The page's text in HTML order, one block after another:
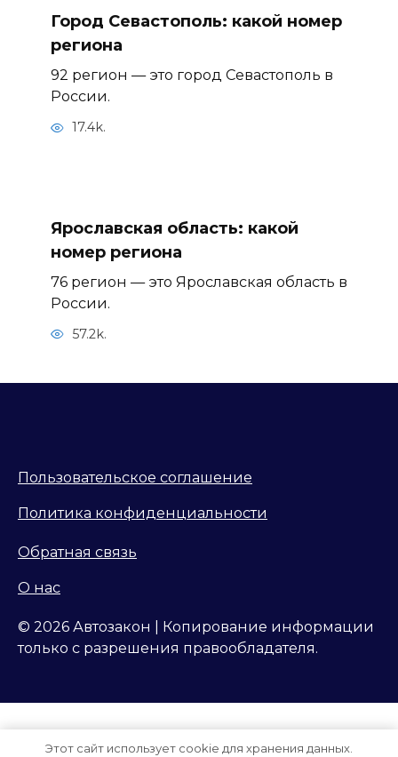
Город Севастополь: какой номер
региона
92 регион — это город Севастополь в
России.
17.4k.
Ярославская область: какой
номер региона
76 регион — это Ярославская область в
России.
57.2k.
Пользовательское соглашение
Политика конфиденциальности
Обратная связь
О нас
© 2026 Автозакон | Копирование информации
только с разрешения правообладателя.
Этот сайт использует cookie для хранения данных.